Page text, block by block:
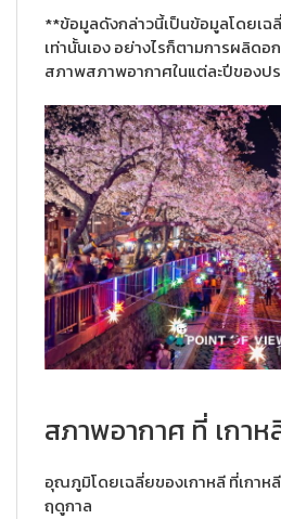
**ข้อมูลดังกล่าวนี้เป็นข้อมูลโดยเฉ
เท่านั้นเอง อย่างไรก็ตามการผลิด
สภาพสภาพอากาศในแต่ละปีของปร
สภาพอากาศ ที่ เกาห
อุณภูมิโดยเฉลี่ยของเกาหลี ที่เกาห
ฤดูกาล